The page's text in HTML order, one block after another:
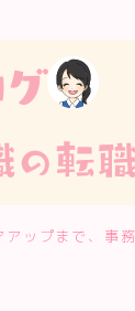
ップまで、事